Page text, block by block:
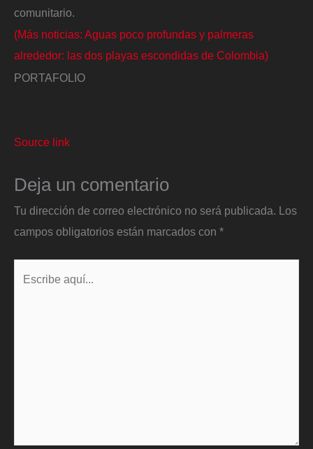
comunitario.
(Más noticias: Aguas poco profundas y palmeras
alrededor: las dos playas escondidas de Colombia)
PORTAFOLIO
Source link
Deja un comentario
Tu dirección de correo electrónico no será publicada. Los
campos obligatorios están marcados con *